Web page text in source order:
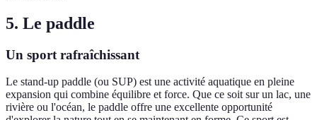
5. Le paddle
Un sport rafraîchissant
Le stand-up paddle (ou SUP) est une activité aquatique en pleine
expansion qui combine équilibre et force. Que ce soit sur un lac, une
rivière ou l'océan, le paddle offre une excellente opportunité